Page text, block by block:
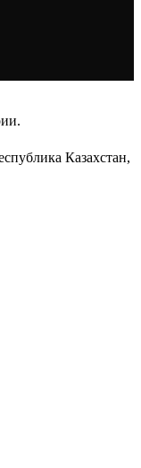
Казахстан,